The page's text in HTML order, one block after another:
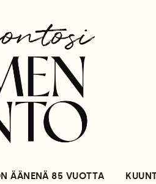
ÄÄNENÄ 85 VUOTTA